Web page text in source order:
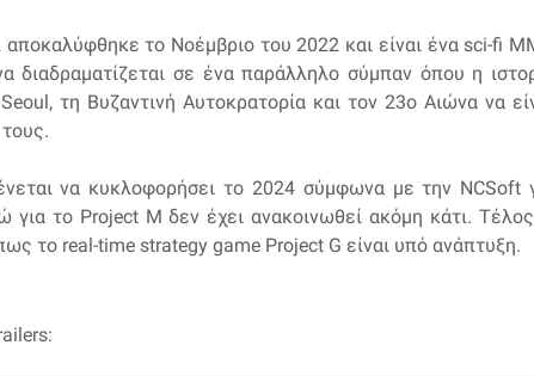
το Νοέμβριο του 2022 και είναι ένα sci-fi
διαδραματίζεται σε ένα παράλληλο σύμπαν όπου η
τη Βυζαντινή Αυτοκρατορία και τον 23ο Αιώνα να
να κυκλοφορήσει το 2024 σύμφωνα με την NCSoft
για το Project M δεν έχει ανακοινωθεί ακόμη κάτι.
το real-time strategy game Project G είναι υπό ανάπτυξη.